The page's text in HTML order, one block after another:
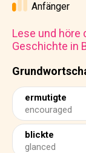
ermutigte
encouraged
blickte
glanced
Anfänger
Lese und höre
Geschichte in